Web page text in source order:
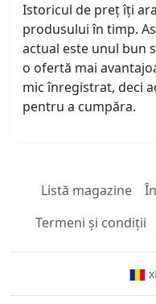
Istoricul de preț îți
produsului în timp.
actual este unul bun
o ofertă mai
mic înregistrat, deci
pentru a cumpăra.
Listă magazine
Termeni și condiții